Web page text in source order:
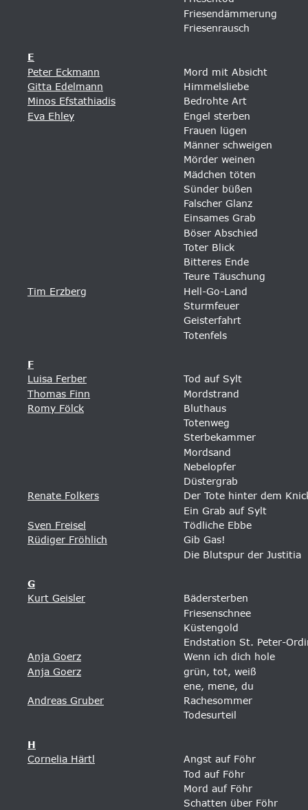
Friesendämmerung
Friesenrausch
E
Peter Eckmann
Mord mit Absicht
Gitta Edelmann
Himmelsliebe
Minos Efstathiadis
Bedrohte Art
Eva Ehley
Engel sterben
Frauen lügen
Männer schweigen
Mörder weinen
Mädchen töten
Sünder büßen
Falscher Glanz
Einsames Grab
Böser Abschied
Toter Blick
Bitteres Ende
Teure Täuschung
Tim Erzberg
Hell-Go-Land
Sturmfeuer
Geisterfahrt
Totenfels
F
Luisa Ferber
Tod auf Sylt
Thomas Finn
Mordstrand
Romy Fölck
Bluthaus
Totenweg
Sterbekammer
Mordsand
Nebelopfer
Düstergrab
Renate Folkers
Der Tote hinter dem
Ein Grab auf Sylt
Sven Freisel
Tödliche Ebbe
Rüdiger Fröhlich
Gib Gas!
Die Blutspur der Justitia
G
Kurt Geisler
Bädersterben
Friesenschnee
Küstengold
Endstation St. Peter-
Anja Goerz
Wenn ich dich hole
Anja Goerz
grün, tot, weiß
ene, mene, du
Andreas Gruber
Rachesommer
Todesurteil
H
Cornelia Härtl
Angst auf Föhr
Tod auf Föhr
Mord auf Föhr
Schatten über Föhr